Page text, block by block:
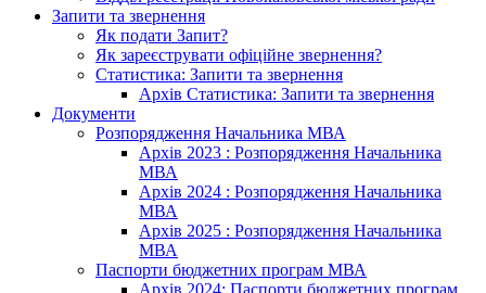
Запити та звернення
Як подати Запит?
Як зареєструвати офіційне звернення?
Статистика: Запити та звернення
Архів Статистика: Запити та звернення
Документи
Розпорядження Начальника МВА
Архів 2023 : Розпорядження Начальника
МВА
Архів 2024 : Розпорядження Начальника
МВА
Архів 2025 : Розпорядження Начальника
МВА
Паспорти бюджетних програм МВА
Архів 2024: Паспорти бюджетних програм